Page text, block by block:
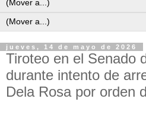
jueves, 14 de mayo de 2026
Tiroteo en el Senado
durante intento de
Dela Rosa por orden